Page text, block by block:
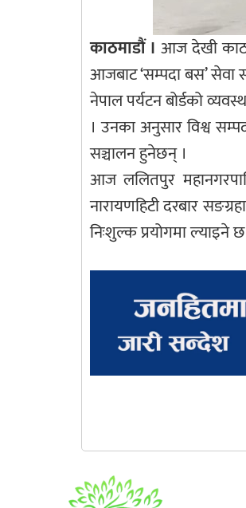
काठमाडौं । आज देखी
आजबाट ‘सम्पदा बस’ सेवा
नेपाल पर्यटन बोर्डको
। उनका अनुसार विश्व
सञ्चालन हुनेछन् ।
आज ललितपुर
नारायणहिटी दरबार
निःशुल्क प्रयोगमा ल्याइने